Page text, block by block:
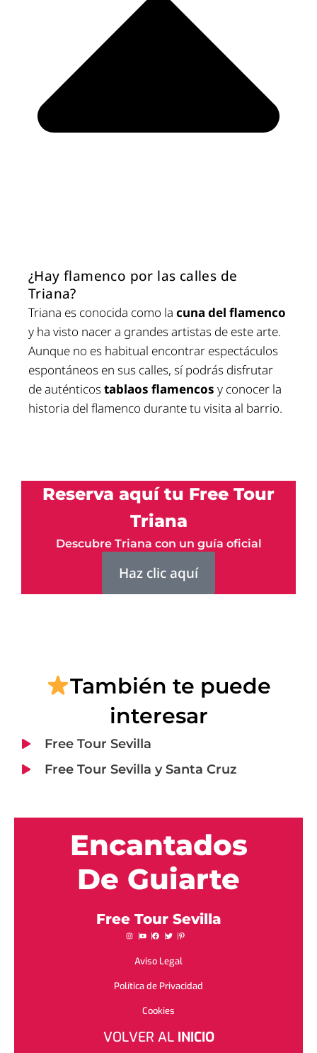
¿Hay flamenco por las calles de
Triana?
Triana es conocida como la cuna del flamenco
y ha visto nacer a grandes artistas de este arte.
Aunque no es habitual encontrar espectáculos
espontáneos en sus calles, sí podrás disfrutar
de auténticostablaos flamencos y conocer la
historia del flamenco durante tu visita al barrio.
Reserva aquí tu Free Tour
Triana
Descubre Triana con un guía oficial
Haz clic aquí
También te puede
interesar
Free Tour Sevilla
Free Tour Sevilla y Santa Cruz
Encantados
De Guiarte
Free Tour Sevilla
Aviso Legal
Política de Privacidad
Cookies
VOLVER ALINICIO